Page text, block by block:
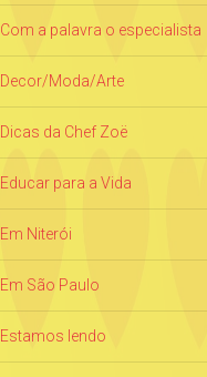
Com a palavra o especialista
Decor/Moda/Arte
Dicas da Chef Zoë
Educar para a Vida
Em Niterói
Em São Paulo
Estamos lendo